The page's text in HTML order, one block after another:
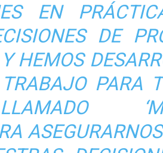
EN
DE
HEMOS
PARA